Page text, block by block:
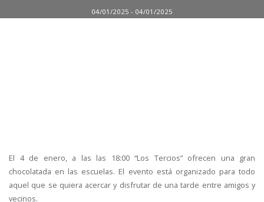
04/01/2025 - 04/01/2025
El 4 de enero, a las las 18:00 “Los Tercios” ofrecen una gran
chocolatada en las escuelas. El evento está organizado para todo
aquel que se quiera acercar y disfrutar de una tarde entre amigos y
vecinos.